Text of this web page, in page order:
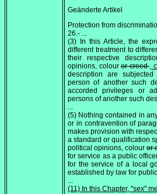
Geänderte Artikel
Protection from
26.- ...
(3) In this Article, the
different treatment to
their respective
opinions, colour or creed,
description are
person of another such
accorded privileges or
persons of another such
...
(5) Nothing contained in
or in contravention of
makes provision with
a standard or qualification
political opinions, colour or
for service as a public
for the service of a local
established by law for
...
(11) In this Chapter, "sex"